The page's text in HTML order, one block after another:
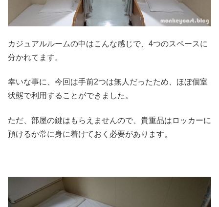
カジュアルルームの中はこんな感じで、4つのスペースに
分かれてます。
幸いな事に、今回は手前2つは無人だったため、ほぼ個室
状態で利用することができました。
ただ、部屋の鍵はもらえませんので、貴重品はロッカーに
預けるか常に身に着けておく必要があります。